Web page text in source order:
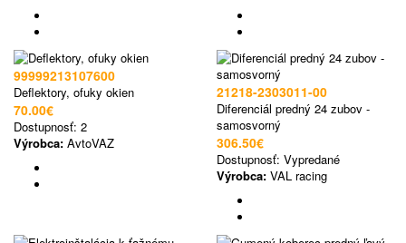
99999213107600
Deflektory, ofuky okien
70.00€
Dostupnosť: 2
Výrobca: AvtoVAZ
21218-2303011-00
Diferenciál predný 24 zubov -
samosvorný
306.50€
Dostupnosť: Vypredané
Výrobca: VAL racing